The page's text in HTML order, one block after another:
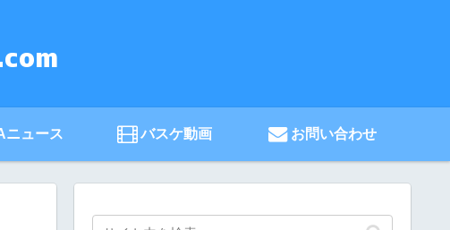
ニュース バスケ動画 お問い合わせ